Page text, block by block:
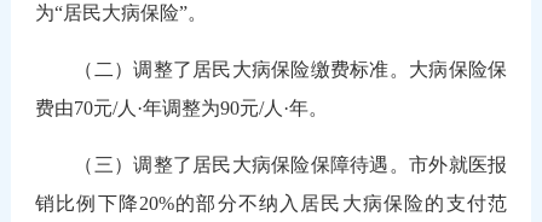
为“居民大病保险”。
（二）调整了居民大病保险缴费标准。 大病保险保
费由70元/人·年调整为90元/人·年。
（三）调整了居民大病保险保障待遇。 市外就医报
销比例下降20%的部分不纳入居民大病保险的支付范